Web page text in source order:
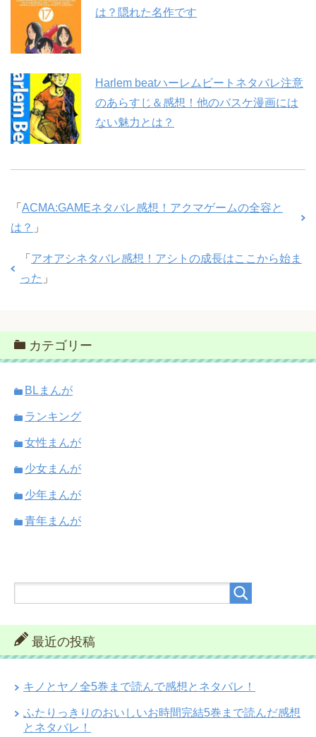
は？隠れた名作です
Harlem beatハーレムビートネタバレ注意
のあらすじ＆感想！他のバスケ漫画には
ない魅力とは？
「 ACMA:GAMEネタバレ感想！アクマゲームの全容と
は？ 」
「 アオアシネタバレ感想！アシトの成長はここから始ま
った 」
カテゴリー
BLまんが
ランキング
女性まんが
少女まんが
少年まんが
青年まんが
最近の投稿
キノとヤノ全5巻まで読んで感想とネタバレ！
ふたりっきりのおいしいお時間完結5巻まで読んだ感想
とネタバレ！